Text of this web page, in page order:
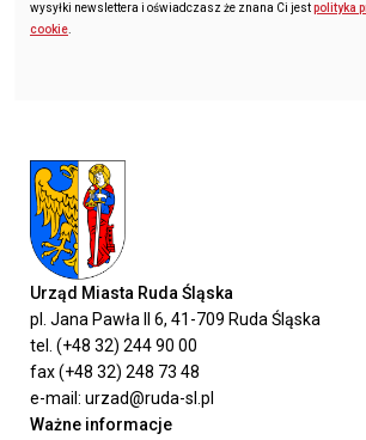
wysyłki newslettera i oświadczasz że znana Ci jestpolityka
cookie.
Urząd Miasta Ruda Śląska
pl. Jana Pawła II 6, 41-709 Ruda Śląska
tel. (+48 32) 244 90 00
fax (+48 32) 248 73 48
e-mail: urzad@ruda-sl.pl
Ważne informacje